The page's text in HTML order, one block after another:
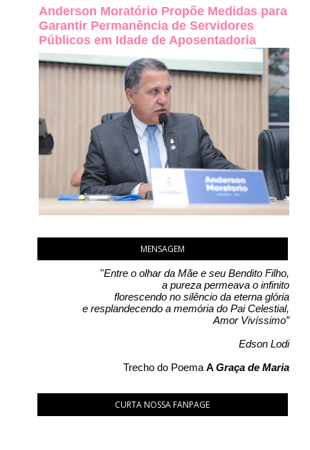
Anderson Moratório Propõe Medidas para
Garantir Permanência de Servidores
Públicos em Idade de Aposentadoria
MENSAGEM
"Entre o olhar da Mãe e seu Bendito Filho,
a pureza permeava o infinito
florescendo no silêncio da eterna glória
e resplandecendo a memória do Pai Celestial,
Amor Vivíssimo”
Edson Lodi
Trecho do Poema A Graça de Maria
CURTA NOSSA FANPAGE